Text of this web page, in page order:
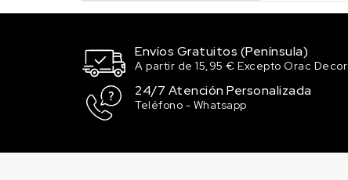
Envíos Gratuitos (Península)
A partir de 15,95 € Excepto Orac Decor
24/7 Atención Personalizada
Teléfono - Whatsapp